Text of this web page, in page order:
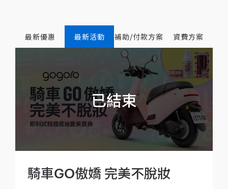
最新優惠 最新活動 補助/付款方案 資費方案
騎車GO傲嬌 完美不脫妝